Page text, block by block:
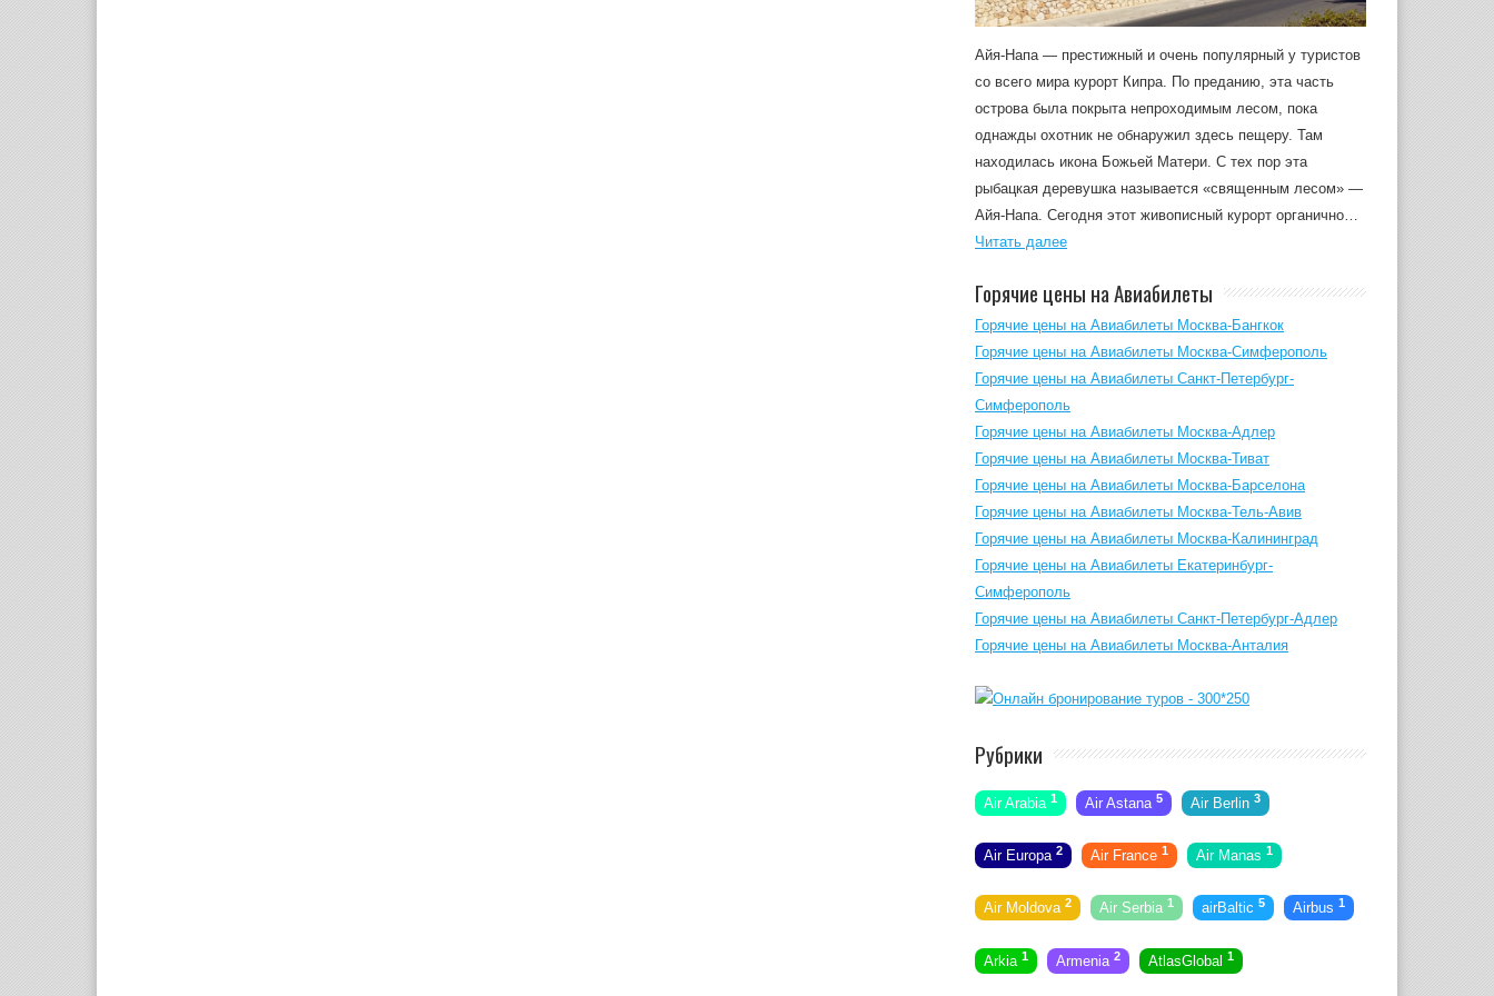
Айя-Напа — престижный и очень популярный у туристов
со всего мира курорт Кипра. По преданию, эта часть
острова была покрыта непроходимым лесом, пока
однажды охотник не обнаружил здесь пещеру. Там
находилась икона Божьей Матери. С тех пор эта
рыбацкая деревушка называется «священным лесом» —
Айя-Напа. Сегодня этот живописный курорт органично…
Читать далее
Горячие цены на Авиабилеты
Горячие цены на Авиабилеты Москва-Бангкок
Горячие цены на Авиабилеты Москва-Симферополь
Горячие цены на Авиабилеты Санкт-Петербург-
Симферополь
Горячие цены на Авиабилеты Москва-Адлер
Горячие цены на Авиабилеты Москва-Тиват
Горячие цены на Авиабилеты Москва-Барселона
Горячие цены на Авиабилеты Москва-Тель-Авив
Горячие цены на Авиабилеты Москва-Калининград
Горячие цены на Авиабилеты Екатеринбург-
Симферополь
Горячие цены на Авиабилеты Санкт-Петербург-Адлер
Горячие цены на Авиабилеты Москва-Анталия
Рубрики
Air Arabia 1 Air Astana 5 Air Berlin 3
Air Europa 2 Air France 1 Air Manas 1
Air Moldova 2 Air Serbia 1 airBaltic 5 Airbus 1
Arkia 1 Armenia 2 AtlasGlobal 1